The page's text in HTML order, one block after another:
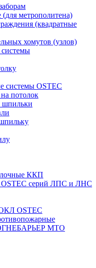
метрополитена)
(квадратные
хомутов (узлов)
системы OSTEC
потолок
шпильки
ККП
OSTEC серий ЛПС и ЛНС
OSTEC
ОГНЕБАРЬЕР МТО